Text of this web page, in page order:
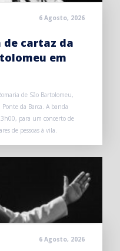
6 Agosto, 2026
de cartaz da
em
de São Bartolomeu,
da Barca. A banda
para um concerto de
de pessoas à vila.
6 Agosto, 2026